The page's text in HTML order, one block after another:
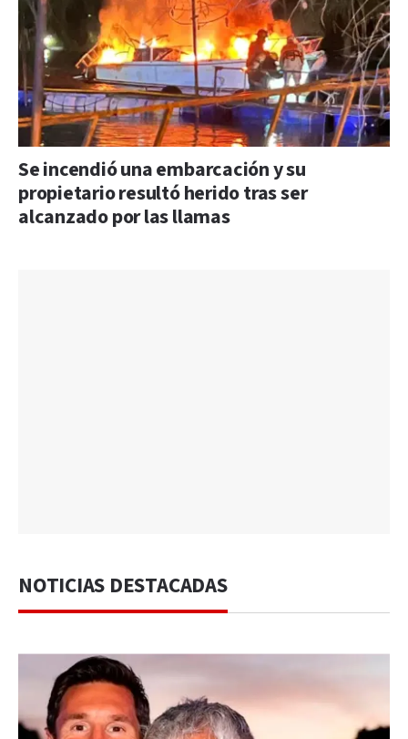
Se incendió una embarcación y su
propietario resultó herido tras ser
alcanzado por las llamas
NOTICIAS DESTACADAS